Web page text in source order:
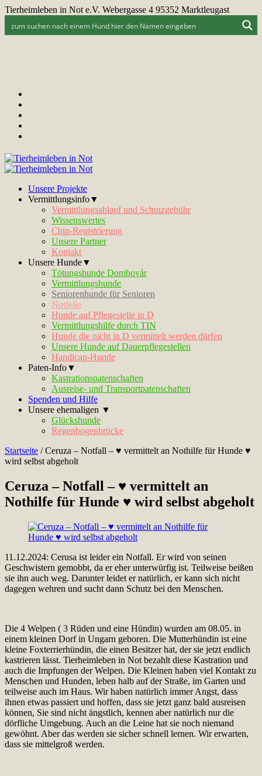
Tierheimleben in Not e.V. Webergasse 4 95352 Marktleugast
Unsere Projekte
Vermittlungsinfo▼
Vermittlungsablauf und Schutzgebühr
Wissenswertes
Chip-Registrierung
Unsere Partner
Kontakt
Unsere Hunde▼
Tötungshunde Dombovár
Vermittlungshunde
Seniorenhunde für Senioren
Notfelle
Hunde auf Pflegestelle in D
Vermittlungshilfe durch TIN
Hunde die nicht in D vermittelt werden dürfen
Unsere Hunde auf Dauerpflegestellen
Handicap-Hunde
Paten-Info▼
Kastrationspatenschaften
Ausreise- und Transportpatenschaften
Spenden und Hilfe
Unsere ehemaligen ▼
Glückshunde
Regenbogenbrücke
Startseite /Ceruza – Notfall – ♥ vermittelt an Nothilfe für Hunde ♥
wird selbst abgeholt
Ceruza – Notfall – ♥ vermittelt an
Nothilfe für Hunde ♥ wird selbst abgeholt
11.12.2024: Cerusa ist leider ein Notfall. Er wird von seinen
Geschwistern gemobbt, da er eher unterwürfig ist. Teilweise beißen
sie ihn auch weg. Darunter leidet er natürlich, er kann sich nicht
dagegen wehren und sucht dann Schutz bei den Menschen.
Die 4 Welpen ( 3 Rüden und eine Hündin) wurden am 08.05. in
einem kleinen Dorf in Ungarn geboren. Die Mutterhündin ist eine
kleine Foxterrierhündin, die einen Besitzer hat, der sie jetzt endlich
kastrieren lässt. Tierheimleben in Not bezahlt diese Kastration und
auch die Impfungen der Welpen. Die Kleinen haben viel Kontakt zu
Menschen und Hunden, leben halb auf der Straße, im Garten und
teilweise auch im Haus. Wir haben natürlich immer Angst, dass
ihnen etwas passiert und hoffen, dass sie jetzt ganz bald ausreisen
können, Sie sind nicht ängstlich, kennen aber natürlich nur die
dörfliche Umgebung. Auch an die Leine hat sie noch niemand
gewöhnt. Aber das werden sie sicher schnell lernen. Wir erwarten,
dass sie mittelgroß werden.